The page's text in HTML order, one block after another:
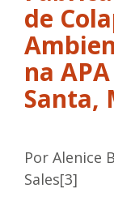
de
na
Santa,
Por Alenice
Sales[3]